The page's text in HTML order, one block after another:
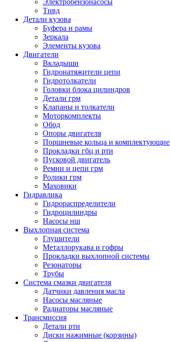
Электробензонасосы
Тнвд
Детали кузова
Буфера и рамы
Зеркала
Элементы кузова
Двигатели
Вкладыши
Гидронатяжители цепи
Гидротолкатели
Головки блока цилиндров
Детали грм
Клапаны и толкатели
Моторкомплекты
Обод
Опоры двигателя
Поршневые кольца и комплектующие
Прокладки гбц и рти
Пусковой двигатель
Ремни и цепи грм
Ролики грм
Маховики
Гидравлика
Гидрораспределители
Гидроцилиндры
Насосы нш
Выхлопная система
Глушители
Металлорукава и гофры
Прокладки выхлопной системы
Резонаторы
Трубы
Система смазки двигателя
Датчики давления масла
Насосы масляные
Радиаторы масляные
Трансмиссия
Детали рти
Диски нажимные (корзины)